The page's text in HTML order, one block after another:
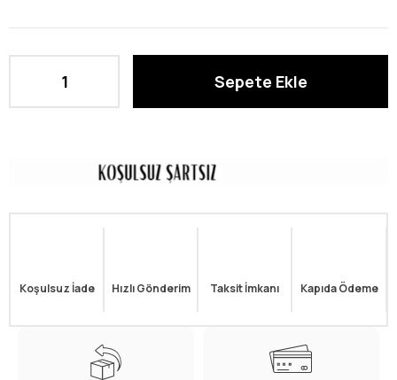
Koşulsuz İade Hızlı Gönderim Taksit İmkanı Kapıda Ödeme